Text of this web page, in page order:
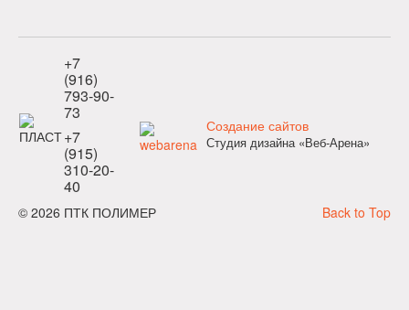
+7
(916)
793-90-
73
+7
(915)
310-20-
40
Создание сайтов
Студия дизайна «Веб-Арена»
Back to Top
© 2026 ПТК ПОЛИМЕР